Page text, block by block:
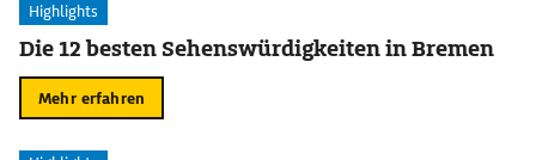
Highlights
Die 12 besten Sehenswürdigkeiten in Bremen
Mehr erfahren